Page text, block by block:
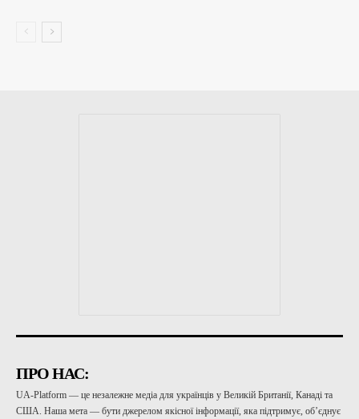
ПРО НАС:
UA-Platform — це незалежне медіа для українців у Великій Британії, Канаді та
США. Наша мета — бути джерелом якісної інформації, яка підтримує, об’єднує